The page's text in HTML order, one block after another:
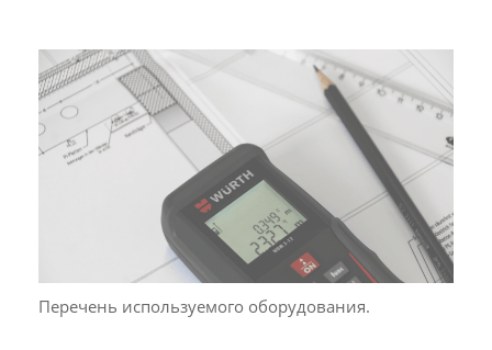
Перечень используемого оборудования.